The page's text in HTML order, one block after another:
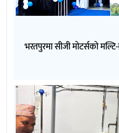
भरतपुरमा सीजी मोटर्सको